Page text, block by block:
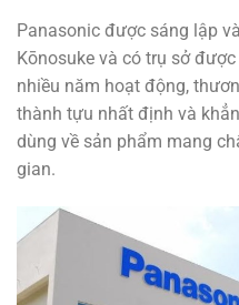
Panasonic được sáng lập
Kōnosuke và có trụ sở
nhiều năm hoạt động,
thành tựu nhất định và
dùng về sản phẩm mang
gian.